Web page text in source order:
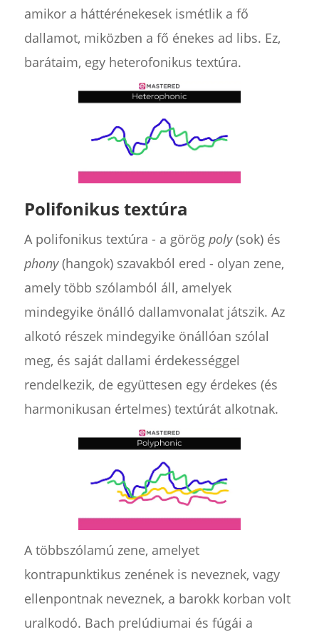
amikor a háttérénekesek ismétlik a fő
dallamot, miközben a fő énekes ad libs. Ez,
barátaim, egy heterofonikus textúra.
Polifonikus textúra
A polifonikus textúra - a görög poly(sok) és
phony(hangok) szavakból ered - olyan zene,
amely több szólamból áll, amelyek
mindegyike önálló dallamvonalat játszik. Az
alkotó részek mindegyike önállóan szólal
meg, és saját dallami érdekességgel
rendelkezik, de együttesen egy érdekes (és
harmonikusan értelmes) textúrát alkotnak.
A többszólamú zene, amelyet
kontrapunktikus zenének is neveznek, vagy
ellenpontnak neveznek, a barokk korban volt
uralkodó. Bach prelúdiumai és fúgái a